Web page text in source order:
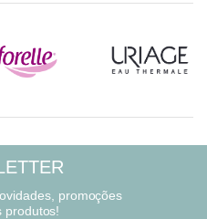
promoções
produtos!